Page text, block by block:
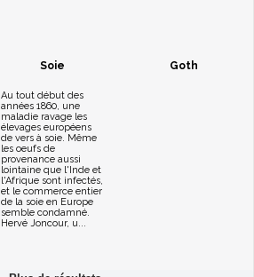
Soie
Au tout début des
années 1860, une
maladie ravage les
élevages européens
de vers à soie. Même
les oeufs de
provenance aussi
lointaine que l'Inde et
l'Afrique sont infectés,
et le commerce entier
de la soie en Europe
semble condamné.
Hervé Joncour, u...
Goth